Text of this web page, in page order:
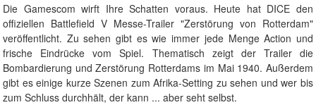
Die Gamescom wirft Ihre Schatten voraus. Heute hat DICE den
offiziellen Battlefield V Messe-Trailer "Zerstörung von Rotterdam"
veröffentlicht. Zu sehen gibt es wie immer jede Menge Action und
frische Eindrücke vom Spiel. Thematisch zeigt der Trailer die
Bombardierung und Zerstörung Rotterdams im Mai 1940. Außerdem
gibt es einige kurze Szenen zum Afrika-Setting zu sehen und wer bis
zum Schluss durchhält, der kann ... aber seht selbst.